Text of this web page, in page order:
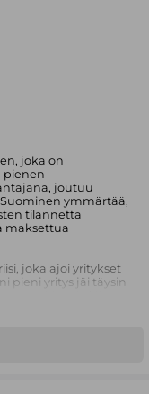
joka on
pienen
joutuu
ymmärtää,
tilannetta
maksettua
joka ajoi yritykset
pieni yritys jäi täysin
kohtaan
pahuus sisälsi